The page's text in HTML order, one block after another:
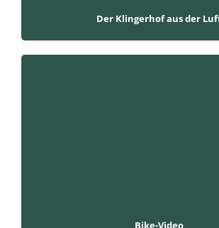
Der Klingerhof aus der
Bike-Video